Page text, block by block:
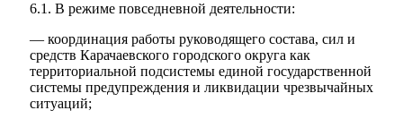
6.1. В режиме повседневной деятельности:
— координация работы руководящего состава, сил и
средств Карачаевского городского округа как
территориальной подсистемы единой государственной
системы предупреждения и ликвидации чрезвычайных
ситуаций;